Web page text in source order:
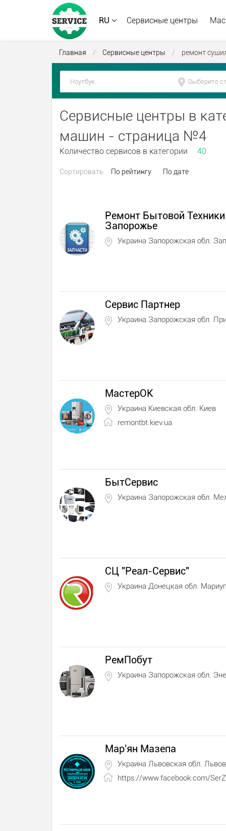
RU Сервисные центры
Главная / Сервисные центры / ремонт
Сервисные центры в
машин - страница №4
Количество сервисов в категории 40
Сортировать: По рейтингу По дате
Ремонт Бытовой Техники
Запорожье
Украина Запорожская обл.
Сервис Партнер
Украина Запорожская обл.
МастерОК
Украина Киевская обл. Киев
remontbt.kiev.ua
БытСервис
Украина Запорожская обл.
СЦ "Реал-Сервис"
Украина Донецкая обл.
РемПобут
Украина Запорожская обл.
Мар'ян Мазепа
Украина Львовская обл. Львов
https://www.facebook.com/